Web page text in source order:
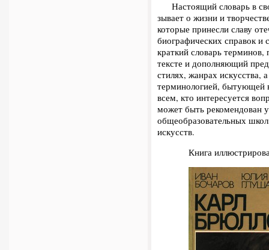
Настоящий словарь в
зывает о жизни и
которые принесли славу
биогра­фических справок и
краткий словарь
тексте и дополняющий
стилях, жанрах искусства,
терминологией, бытующей
всем, кто интере­суется
может быть рекомендован
общеобразовательных
искусств.
Книга